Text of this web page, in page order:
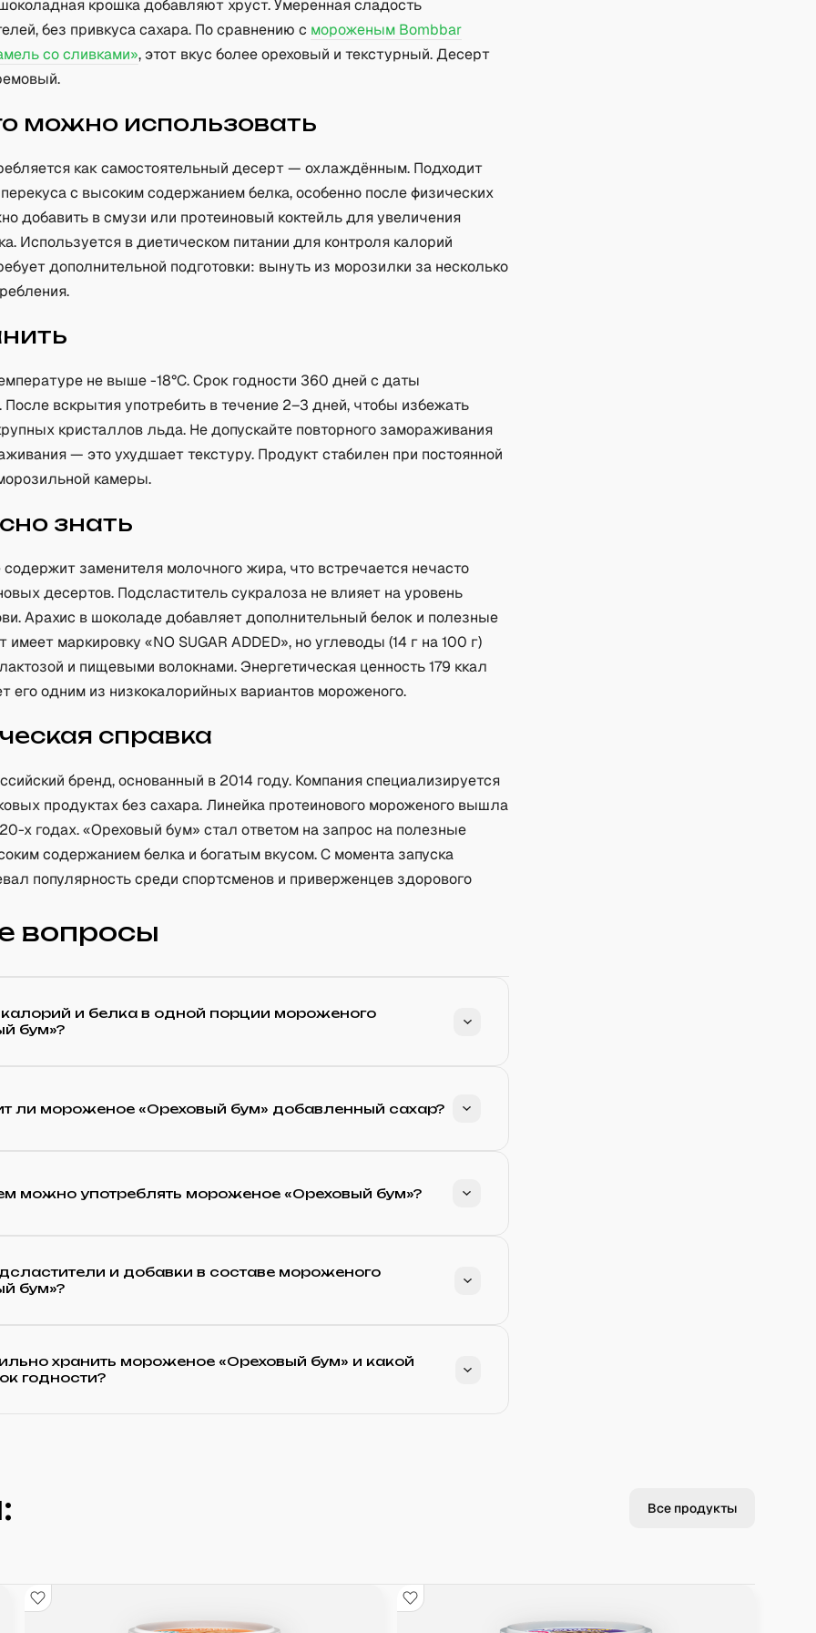
крошка добавляют хруст. Умеренная сладость
без привкуса сахара. По сравнению с мороженым Bombbar
со сливками», этот вкус более ореховый и текстурный. Десерт
можно использовать
как самостоятельный десерт — охлаждённым. Подходит
с высоким содержанием белка, особенно после физических
добавить в смузи или протеиновый коктейль для увеличения
Используется в диетическом питании для контроля калорий
дополнительной подготовки: вынуть из морозилки за несколько
не выше -18°C. Срок годности 360 дней с даты
После вскрытия употребить в течение 2–3 дней, чтобы избежать
кристаллов льда. Не допускайте повторного замораживания
— это ухудшает текстуру. Продукт стабилен при постоянной
камеры.
знать
заменителя молочного жира, что встречается нечасто
десертов. Подсластитель сукралоза не влияет на уровень
Арахис в шоколаде добавляет дополнительный белок и полезные
маркировку «NO SUGAR ADDED», но углеводы (14 г на 100 г)
и пищевыми волокнами. Энергетическая ценность 179 ккал
его одним из низкокалорийных вариантов мороженого.
справка
бренд, основанный в 2014 году. Компания специализируется
продуктах без сахара. Линейка протеинового мороженого вышла
х годах. «Ореховый бум» стал ответом на запрос на полезные
содержанием белка и богатым вкусом. С момента запуска
популярность среди спортсменов и приверженцев здорового
вопросы
и белка в одной порции мороженого
бум»?
ли мороженое «Ореховый бум» добавленный сахар?
можно употреблять мороженое «Ореховый бум»?
и добавки в составе мороженого
бум»?
хранить мороженое «Ореховый бум» и какой
годности?
Все продукты